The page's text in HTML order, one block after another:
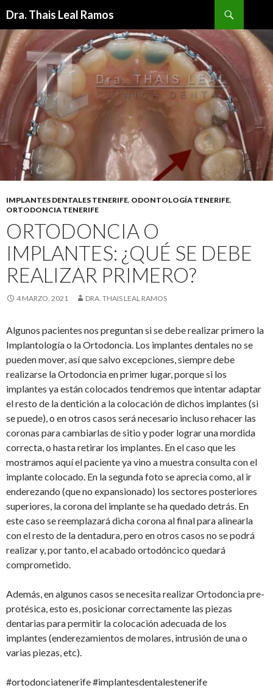
Dra. Thais Leal Ramos
AL
CONTENIDO
IMPLANTES DENTALES TENERIFE, ODONTOLOGÍA TENERIFE,
ORTODONCIA TENERIFE
ORTODONCIA O
IMPLANTES: ¿QUÉ SE DEBE
REALIZAR PRIMERO?
4 MARZO, 2021 DRA. THAIS LEAL RAMOS
Algunos pacientes nos preguntan si se debe realizar primero la
Implantología o la Ortodoncia. Los implantes dentales no se
pueden mover, así que salvo excepciones, siempre debe
realizarse la Ortodoncia en primer lugar, porque si los
implantes ya están colocados tendremos que intentar adaptar
el resto de la dentición a la colocación de dichos implantes (si
se puede), o en otros casos será necesario incluso rehacer las
coronas para cambiarlas de sitio y poder lograr una mordida
correcta, o hasta retirar los implantes. En el caso que les
mostramos aquí el paciente ya vino a muestra consulta con el
implante colocado. En la segunda foto se aprecia como, al ir
enderezando (que no expansionado) los sectores posteriores
superiores, la corona del implante se ha quedado detrás. En
este caso se reemplazará dicha corona al final para alinearla
con el resto de la dentadura, pero en otros casos no se podrá
realizar y, por tanto, el acabado ortodóncico quedará
comprometido.
Además, en algunos casos se necesita realizar Ortodoncia pre-
protésica, esto es, posicionar correctamente las piezas
dentarias para permitir la colocación adecuada de los
implantes (enderezamientos de molares, intrusión de una o
varias piezas, etc).
#ortodonciatenerife #implantesdentalestenerife